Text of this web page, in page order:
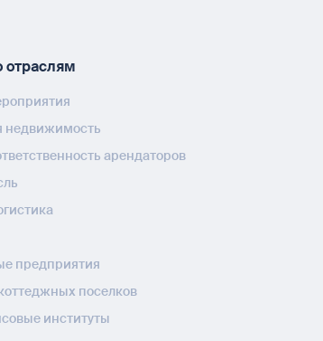
отраслям
недвижимость
арендаторов
предприятия
поселков
институты